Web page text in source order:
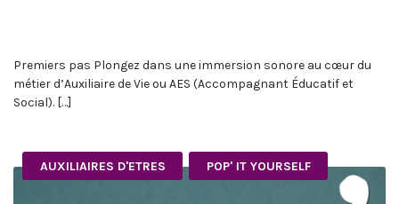
Premiers pas Plongez dans une immersion sonore au cœur du
métier d’Auxiliaire de Vie ou AES (Accompagnant Éducatif et
Social). […]
AUXILIAIRES D'ETRES POP' IT YOURSELF